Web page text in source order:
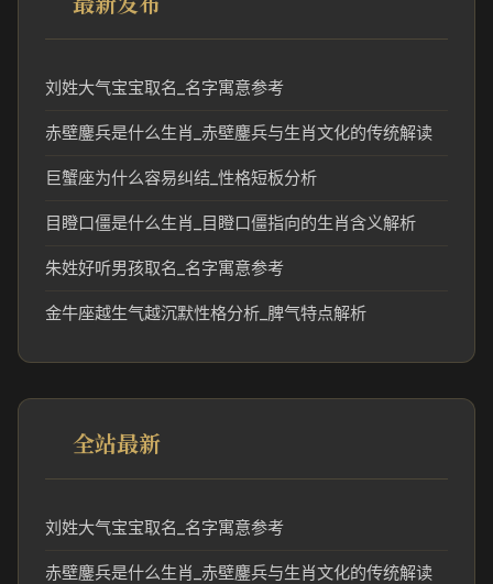
刘姓大气宝宝取名_名字寓意参考
赤壁鏖兵是什么生肖_赤壁鏖兵与生肖文化的传统解读
巨蟹座为什么容易纠结_性格短板分析
目瞪口僵是什么生肖_目瞪口僵指向的生肖含义解析
朱姓好听男孩取名_名字寓意参考
金牛座越生气越沉默性格分析_脾气特点解析
全站最新
刘姓大气宝宝取名_名字寓意参考
赤壁鏖兵是什么生肖_赤壁鏖兵与生肖文化的传统解读